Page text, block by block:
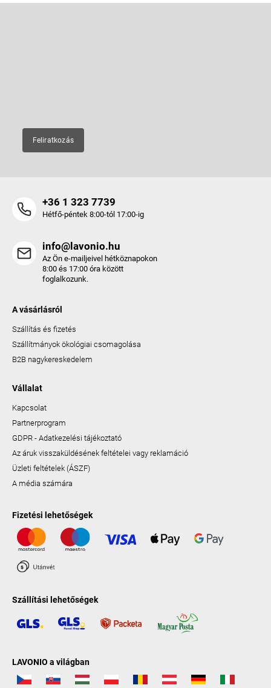
Feliratkozás
+36 1 323 7739
Hétfő-péntek 8:00-tól 17:00-ig
info@lavonio.hu
Az Ön e-mailjeivel hétköznapokon
8:00 és 17:00 óra között
foglalkozunk.
A vásárlásról
Szállítás és fizetés
Szállítmányok ökológiai csomagolása
B2B nagykereskedelem
Vállalat
Kapcsolat
Partnerprogram
GDPR - Adatkezelési tájékoztató
Az áruk visszaküldésének feltételei vagy reklamáció
Üzleti feltételek (ÁSZF)
A média számára
Fizetési lehetőségek
Szállítási lehetőségek
LAVONIO a világban